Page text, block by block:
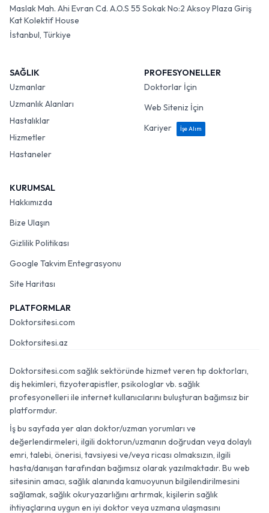
Maslak Mah. Ahi Evran Cd. A.O.S 55 Sokak No:2 Aksoy Plaza Giriş
Kat Kolektif House
İstanbul, Türkiye
SAĞLIK
Uzmanlar
Uzmanlık Alanları
Hastalıklar
Hizmetler
Hastaneler
PROFESYONELLER
Doktorlar İçin
Web Siteniz İçin
Kariyer
İşe Alım
KURUMSAL
Hakkımızda
Bize Ulaşın
Gizlilik Politikası
Google Takvim Entegrasyonu
Site Haritası
PLATFORMLAR
Doktorsitesi.com
Doktorsitesi.az
Doktorsitesi.com sağlık sektöründe hizmet veren tıp doktorları,
diş hekimleri, fizyoterapistler, psikologlar vb. sağlık
profesyonelleri ile internet kullanıcılarını buluşturan bağımsız bir
platformdur.
İş bu sayfada yer alan doktor/uzman yorumları ve
değerlendirmeleri, ilgili doktorun/uzmanın doğrudan veya dolaylı
emri, talebi, önerisi, tavsiyesi ve/veya ricası olmaksızın, ilgili
hasta/danışan tarafından bağımsız olarak yazılmaktadır. Bu web
sitesinin amacı, sağlık alanında kamuoyunun bilgilendirilmesini
sağlamak, sağlık okuryazarlığını artırmak, kişilerin sağlık
ihtiyaçlarına uygun en iyi doktor veya uzmana ulaşmasını